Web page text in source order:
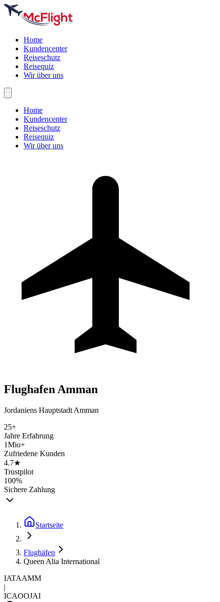
Home
Kundencenter
Reiseschutz
Reisequiz
Wir über uns
Home
Kundencenter
Reiseschutz
Reisequiz
Wir über uns
Flughafen Amman
Jordaniens Hauptstadt Amman
25+
Jahre Erfahrung
1Mio+
Zufriedene Kunden
4.7★
Trustpilot
100%
Sichere Zahlung
Startseite
Flughäfen
Queen Alia International
IATAAMM
|
ICAOOJAI